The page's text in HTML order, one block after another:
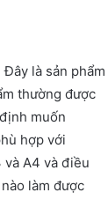
là sản phẩm
thường được
muốn
hợp với
và A4 và điều
làm được